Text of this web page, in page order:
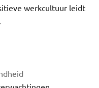
werkcultuur leidt